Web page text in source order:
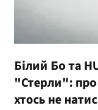
Білий Бо та
"Стерли":
хтось не